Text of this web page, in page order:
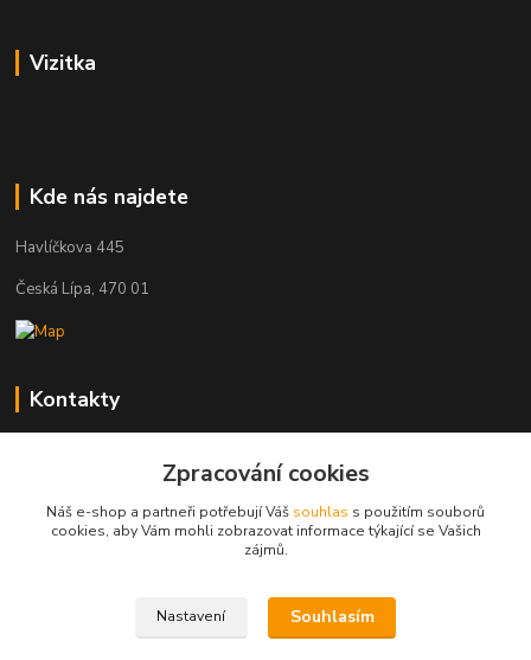
Vizitka
Kde nás najdete
Havlíčkova 445
Česká Lípa, 470 01
Kontakty
+420 603 823 376
pelant@cgastro.cz
Zpracování cookies
Náš e-shop a partneři potřebují Váš souhlas s použitím souborů
cookies, aby Vám mohli zobrazovat informace týkající se Vašich
zájmů.
Nastavení Souhlasím